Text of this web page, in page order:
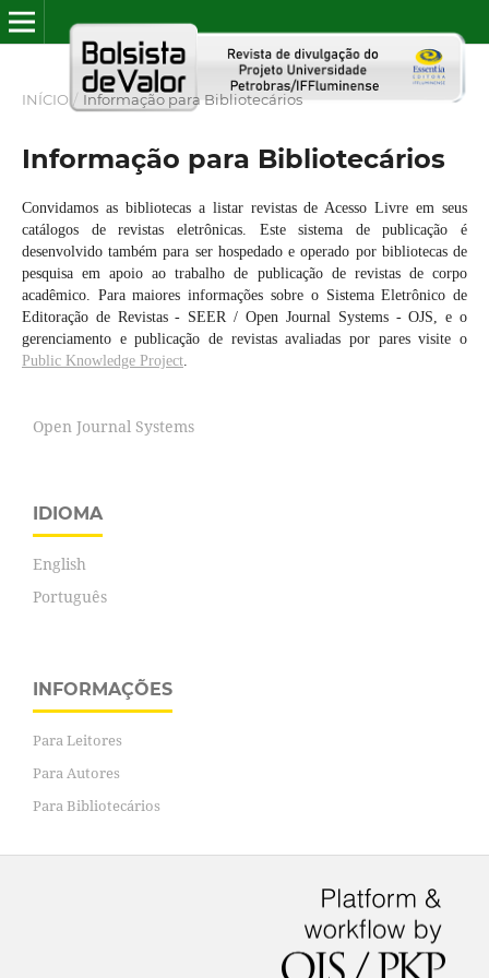
INÍCIO / Informação para Bibliotecários
Informação para Bibliotecários
Convidamos as bibliotecas a listar revistas de Acesso Livre em seus
catálogos de revistas eletrônicas. Este sistema de publicação é
desenvolvido também para ser hospedado e operado por bibliotecas de
pesquisa em apoio ao trabalho de publicação de revistas de corpo
acadêmico. Para maiores informações sobre o Sistema Eletrônico de
Editoração de Revistas - SEER / Open Journal Systems - OJS, e o
gerenciamento e publicação de revistas avaliadas por pares visite o
Public Knowledge Project.
Open Journal Systems
IDIOMA
English
Português
INFORMAÇÕES
Para Leitores
Para Autores
Para Bibliotecários